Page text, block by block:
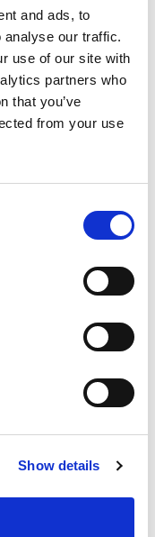
and ads, to
analyse our traffic.
use of our site with
partners who
that you’ve
from your use
Show details
120x60x30